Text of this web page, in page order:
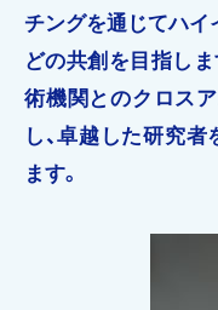
チングを通じてハ
どの共創を目指しま
術機関とのクロス
し、卓越した研究
ます。